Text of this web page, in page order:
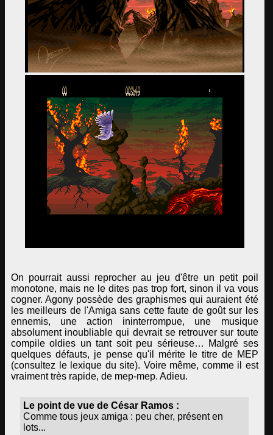
On pourrait aussi reprocher au jeu d'être un petit poil
monotone, mais ne le dites pas trop fort, sinon il va vous
cogner. Agony possède des graphismes qui auraient été
les meilleurs de l'Amiga sans cette faute de goût sur les
ennemis, une action ininterrompue, une musique
absolument inoubliable qui devrait se retrouver sur toute
compile oldies un tant soit peu sérieuse… Malgré ses
quelques défauts, je pense qu'il mérite le titre de MEP
(consultez le lexique du site). Voire même, comme il est
vraiment très rapide, de mep-mep. Adieu.
Le point de vue de César Ramos :
Comme tous jeux amiga : peu cher, présent en
lots...